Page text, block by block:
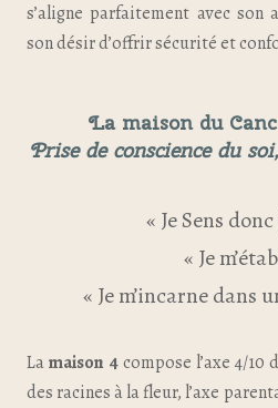
s’aligne parfaitement avec son
son désir d’offrir sécurité et
La maison du
Prise de conscience du
« Je Sens
« Je
« Je m’incarne dans
Lamaison 4compose l’axe 4/10
des racines à la fleur, l’axe